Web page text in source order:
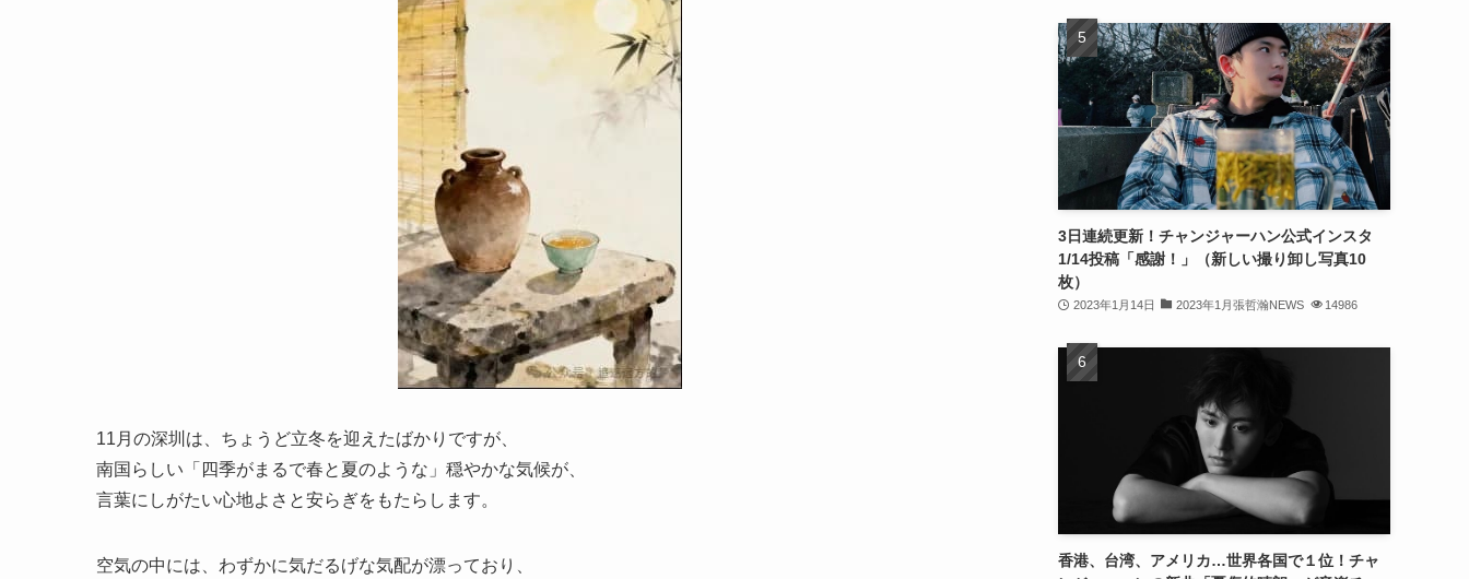
11月の深圳は、ちょうど立冬を迎えたばかりですが、
南国らしい「四季がまるで春と夏のような」穏やかな気候が、
言葉にしがたい心地よさと安らぎをもたらします。
空気の中には、わずかに気だるげな気配が漂っており、
(31)
(30)
(32)
(30)
(32)
(32)
(26)
(23)
(13)
(8)
3日連続更新！チャンジャーハン公式インスタ
1/14投稿「感謝！」（新しい撮り卸し写真10
枚）
2023年1月14日 2023年1月張哲瀚NEWS 14986
香港、台湾、アメリカ…世界各国で１位！チャ